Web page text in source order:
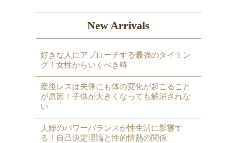
New Arrivals
好きな人にアプローチする最強のタイミン
グ！女性からいくべき時
産後レスは夫側にも体の変化が起こること
が原因！子供が大きくなっても解消されな
い
夫婦のパワーバランスが性生活に影響す
る！自己決定理論と性的情熱の関係